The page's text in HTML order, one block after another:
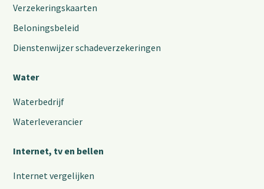
Verzekeringskaarten
Beloningsbeleid
Dienstenwijzer schadeverzekeringen
Water
Waterbedrijf
Waterleverancier
Internet, tv en bellen
Internet vergelijken